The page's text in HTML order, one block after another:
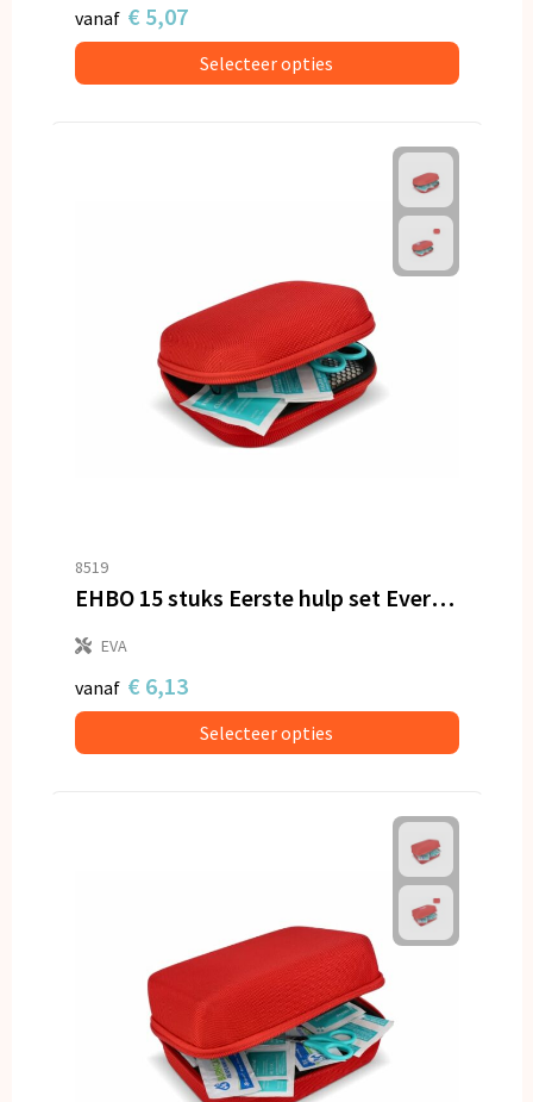
vanaf € 5,07
Selecteer opties
8519
EHBO 15 stuks Eerste hulp set Everest
EVA
vanaf € 6,13
Selecteer opties